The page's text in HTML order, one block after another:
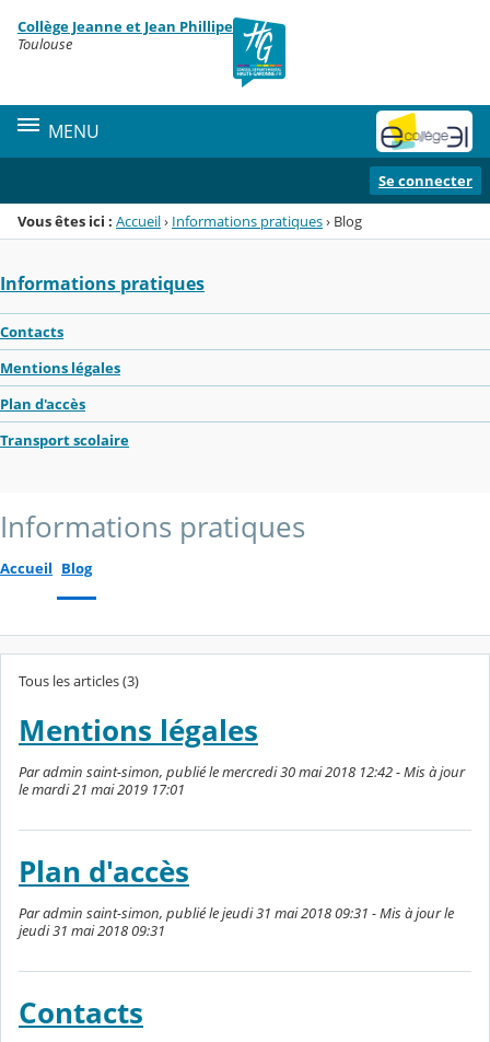
Menu de la rubrique
Contenu
Collège Jeanne et Jean Phillipe
Toulouse
MENU
Se connecter
Vous êtes ici : Accueil› Informations pratiques› Blog
Informations pratiques
Contacts
Mentions légales
Plan d'accès
Transport scolaire
Informations pratiques
Accueil Blog
Tous les articles (3)
Mentions légales
Par admin saint-simon, publié le mercredi 30 mai 2018 12:42 - Mis à jour
le mardi 21 mai 2019 17:01
Plan d'accès
Par admin saint-simon, publié le jeudi 31 mai 2018 09:31 - Mis à jour le
jeudi 31 mai 2018 09:31
Contacts